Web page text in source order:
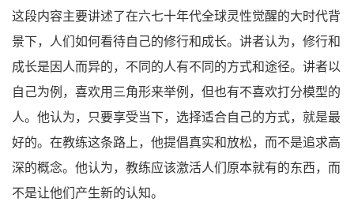
这段内容主要讲述了在六七十年代全球灵性觉醒的大时代背
景下，人们如何看待自己的修行和成长。讲者认为，修行和
成长是因人而异的，不同的人有不同的方式和途径。讲者以
自己为例，喜欢用三角形来举例，但也有不喜欢打分模型的
人。他认为，只要享受当下，选择适合自己的方式，就是最
好的。在教练这条路上，他提倡真实和放松，而不是追求高
深的概念。他认为，教练应该激活人们原本就有的东西，而
不是让他们产生新的认知。